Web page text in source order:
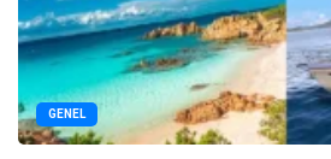
GENEL